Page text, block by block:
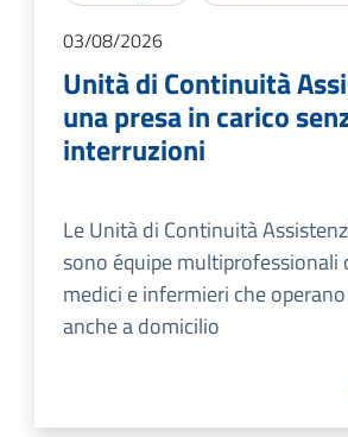
03/08/2026
Unità di Continuità
una presa in carico
interruzioni
Le Unità di Continuità
sono équipe multiprofessionali
medici e infermieri che
anche a domicilio